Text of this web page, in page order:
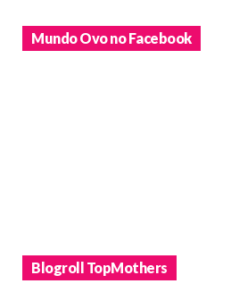
Mundo Ovo no Facebook
Blogroll TopMothers